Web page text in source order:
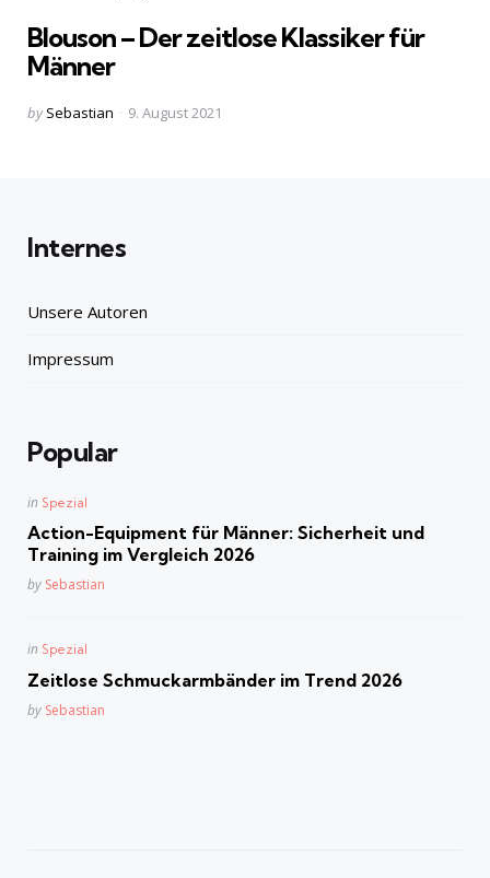
Blouson – Der zeitlose Klassiker für
Männer
Posted
by Sebastian 9. August 2021
Internes
Unsere Autoren
Impressum
Popular
Posted
in Spezial
Action-Equipment für Männer: Sicherheit und
Training im Vergleich 2026
Posted
by Sebastian
Posted
in Spezial
Zeitlose Schmuckarmbänder im Trend 2026
Posted
by Sebastian